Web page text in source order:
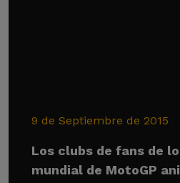
9 de Septiembre de 2015
Los clubs de fans de
mundial de MotoGP